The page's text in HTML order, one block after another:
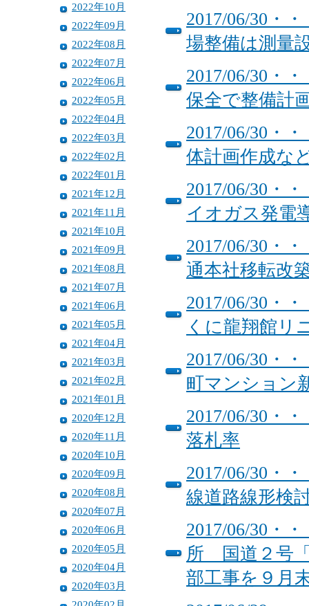
2022年10月
2022年09月
2022年08月
2022年07月
2022年06月
2022年05月
2022年04月
2022年03月
2022年02月
2022年01月
2021年12月
2021年11月
2021年10月
2021年09月
2021年08月
2021年07月
2021年06月
2021年05月
2021年04月
2021年03月
2021年02月
2021年01月
2020年12月
2020年11月
2020年10月
2020年09月
2020年08月
2020年07月
2020年06月
2020年05月
2020年04月
2020年03月
2017/06/30・
場整備は測量
2017/06/30・
保全で整備計
2017/06/30・
体計画作成な
2017/06/30・
イオガス発電
2017/06/30・
通本社移転改
2017/06/30・
くに龍翔館リ
2017/06/30・
町マンション
2017/06/30・
落札率
2017/06/30・
線道路線形検
2017/06/30・
所 国道２号
部工事を９月